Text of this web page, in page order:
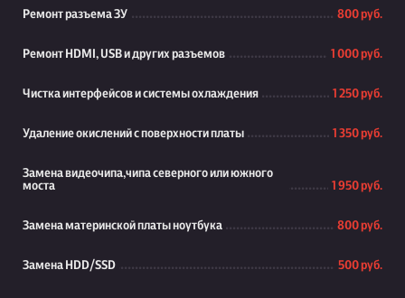
Ремонт разъема ЗУ 800 руб.
Ремонт HDMI, USB и других разъемов 1 000 руб.
Чистка интерфейсов и системы охлаждения 1 250 руб.
Удаление окислений с поверхности платы 1 350 руб.
Замена видеочипа,чипа северного или южного
моста
1 950 руб.
Замена материнской платы ноутбука 800 руб.
Замена HDD/SSD 500 руб.